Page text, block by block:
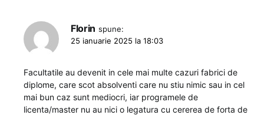
Florin spune:
25 ianuarie 2025 la 18:03
Facultatile au devenit in cele mai multe cazuri fabrici de
diplome, care scot absolventi care nu stiu nimic sau in cel
mai bun caz sunt mediocri, iar programele de
licenta/master nu au nici o legatura cu cererea de forta de